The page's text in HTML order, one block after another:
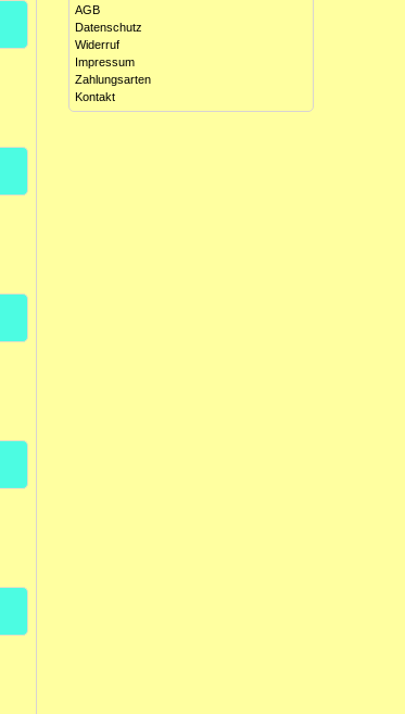
15,00€
AGB
Datenschutz
Widerruf
Impressum
Zahlungsarten
Kontakt